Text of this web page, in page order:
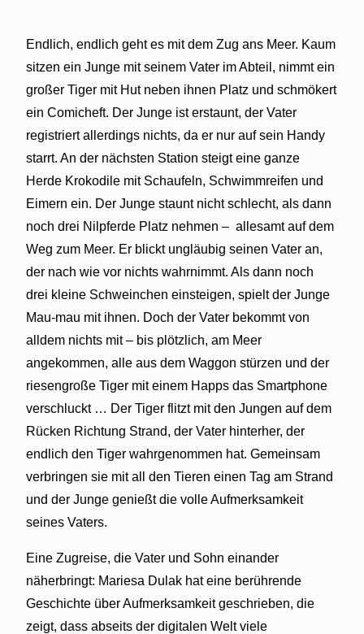
Endlich, endlich geht es mit dem Zug ans Meer. Kaum
sitzen ein Junge mit seinem Vater im Abteil, nimmt ein
großer Tiger mit Hut neben ihnen Platz und schmökert
ein Comicheft. Der Junge ist erstaunt, der Vater
registriert allerdings nichts, da er nur auf sein Handy
starrt. An der nächsten Station steigt eine ganze
Herde Krokodile mit Schaufeln, Schwimmreifen und
Eimern ein. Der Junge staunt nicht schlecht, als dann
noch drei Nilpferde Platz nehmen – allesamt auf dem
Weg zum Meer. Er blickt ungläubig seinen Vater an,
der nach wie vor nichts wahrnimmt. Als dann noch
drei kleine Schweinchen einsteigen, spielt der Junge
Mau-mau mit ihnen. Doch der Vater bekommt von
alldem nichts mit – bis plötzlich, am Meer
angekommen, alle aus dem Waggon stürzen und der
riesengroße Tiger mit einem Happs das Smartphone
verschluckt … Der Tiger flitzt mit den Jungen auf dem
Rücken Richtung Strand, der Vater hinterher, der
endlich den Tiger wahrgenommen hat. Gemeinsam
verbringen sie mit all den Tieren einen Tag am Strand
und der Junge genießt die volle Aufmerksamkeit
seines Vaters.
Eine Zugreise, die Vater und Sohn einander
näherbringt: Mariesa Dulak hat eine berührende
Geschichte über Aufmerksamkeit geschrieben, die
zeigt, dass abseits der digitalen Welt viele